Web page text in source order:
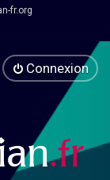
fr.org
Connexion